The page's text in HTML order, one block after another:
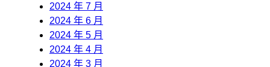
2024 年 7 月
2024 年 6 月
2024 年 5 月
2024 年 4 月
2024 年 3 月